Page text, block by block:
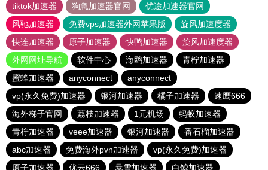
tiktok加速器
狗急加速器官网
优途加速器官网
风驰加速器
免费vps加速器外网苹果版
旋风加速度器
快连加速器
原子加速器 快鸭加速器
旋风加速度器
外网网址导航
软件中心 海鸥加速器
青柠加速器
蜜蜂加速器
anyconnect
anyconnect
vp(永久免费)加速器
银河加速器 橘子加速器
速鹰666
海外梯子官网
荔枝加速器 1元机场
蚂蚁加速器
青柠加速器
veee加速器 银河加速器
番石榴加速器
abc加速器
免费海外pvn加速器
vp(永久免费)加速器
原子加速器
优云666 暴雪加速器 白鲸加速器